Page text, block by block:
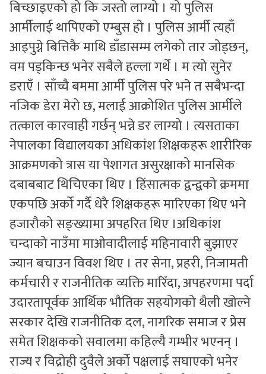
बिच्छाइएको हो कि जस्तो लाग्यो । यो पुलिस
आर्मीलाई थापिएको एम्बुस हो । पुलिस आर्मी त्यहाँ
आइपुग्ने बित्तिकै माथि डाँडासम्म लगेको तार जोड्छन्,
वम पड्किन्छ भनेर सबैले हल्ला गर्थे । म त्यो सुनेर
डराएँ । साँच्चै बममा आर्मी पुलिस परे भने त सबैभन्दा
नजिक डेरा मेरो छ, मलाई आक्रोशित पुलिस आर्मीले
तत्काल कारवाही गर्छन् भन्ने डर लाग्यो । त्यसताका
नेपालका विद्यालयका अधिकांश शिक्षकहरू शारीरिक
आक्रमणको त्रास या पेशागत असुरक्षाको मानसिक
दबाबबाट थिचिएका थिए । हिंसात्मक द्वन्द्वको क्रममा
एकपछि अर्को गर्दै धेरै शिक्षकहरू मारिएका थिए भने
हजारौको सङ्ख्यामा अपहरित थिए ।अधिकांश
चन्दाको नाउँमा माओवादीलाई महिनावारी बुझाएर
ज्यान बचाउन विवश थिए । तर सेना, प्रहरी, निजामती
कर्मचारी र राजनीतिक व्यक्ति मारिँदा, अपहरणमा पर्दा
उदारतापूर्वक आर्थिक भौतिक सहयोगको थैली खोल्ने
सरकार देखि राजनीतिक दल, नागरिक समाज र प्रेस
समेत शिक्षकको सवालमा कहिल्यै गम्भीर भएनन् ।
राज्य र विद्रोही दुवैले अर्को पक्षलाई सघाएको भनेर